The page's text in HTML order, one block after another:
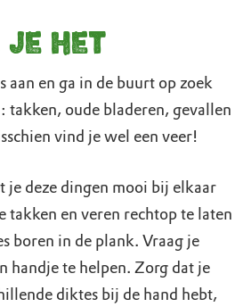
je het
aan en ga in de buurt op zoek
takken, oude bladeren, gevallen
vind je wel een veer!
je deze dingen mooi bij elkaar
takken en veren rechtop te laten
boren in de plank. Vraag je
handje te helpen. Zorg dat je
diktes bij de hand hebt,